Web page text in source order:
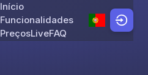
Skip to content
Início
Funcionalidades
PreçosLiveFAQ